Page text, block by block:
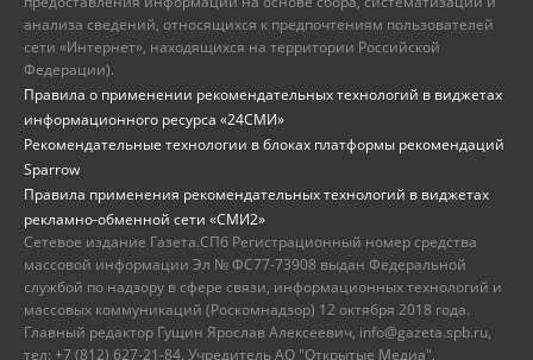
анализа сведений, относящихся к предпочтениям пользователей
сети «Интернет», находящихся на территории Российской
Федерации).
Правила о применении рекомендательных технологий в виджетах
информационного ресурса «24СМИ»
Рекомендательные технологии в блоках платформы рекомендаций
Sparrow
Правила применения рекомендательных технологий в виджетах
рекламно-обменной сети «СМИ2»
Сетевое издание Газета.СПб Регистрационный номер средства
массовой информации Эл № ФС77-73908 выдан Федеральной
службой по надзору в сфере связи, информационных технологий и
массовых коммуникаций (Роскомнадзор) 12 октября 2018 года.
Главный редактор Гущин Ярослав Алексеевич, info@gazeta.spb.ru,
тел: +7 (812) 627-21-84. Учредитель АО "Открытые Медиа",